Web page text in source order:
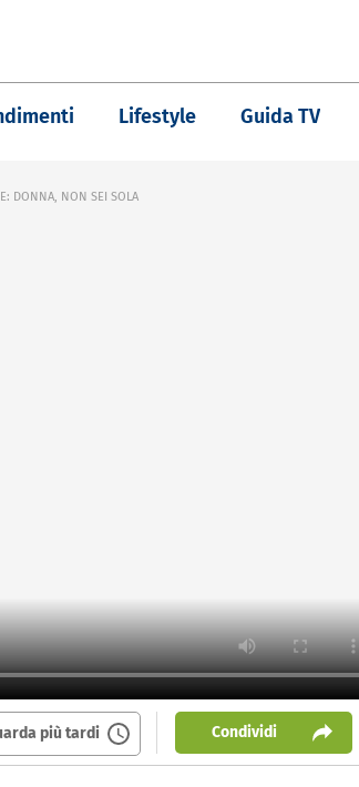
Lifestyle Guida TV
DONNA, NON SEI SOLA
più tardi Condividi